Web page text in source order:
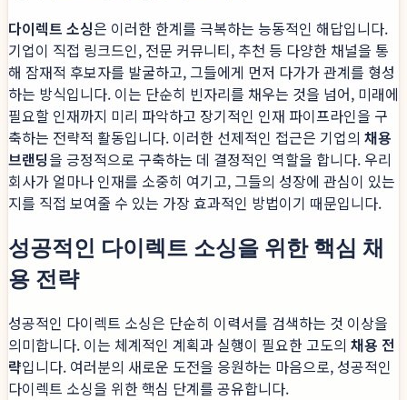
다이렉트 소싱은 이러한 한계를 극복하는 능동적인 해답입니다.
기업이 직접 링크드인, 전문 커뮤니티, 추천 등 다양한 채널을 통
해 잠재적 후보자를 발굴하고, 그들에게 먼저 다가가 관계를 형성
하는 방식입니다. 이는 단순히 빈자리를 채우는 것을 넘어, 미래에
필요할 인재까지 미리 파악하고 장기적인 인재 파이프라인을 구
축하는 전략적 활동입니다. 이러한 선제적인 접근은 기업의 채용
브랜딩을 긍정적으로 구축하는 데 결정적인 역할을 합니다. 우리
회사가 얼마나 인재를 소중히 여기고, 그들의 성장에 관심이 있는
지를 직접 보여줄 수 있는 가장 효과적인 방법이기 때문입니다.
성공적인 다이렉트 소싱을 위한 핵심 채
용 전략
성공적인 다이렉트 소싱은 단순히 이력서를 검색하는 것 이상을
의미합니다. 이는 체계적인 계획과 실행이 필요한 고도의 채용 전
략입니다. 여러분의 새로운 도전을 응원하는 마음으로, 성공적인
다이렉트 소싱을 위한 핵심 단계를 공유합니다.